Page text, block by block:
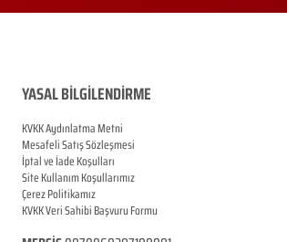
YASAL BİLGİLENDİRME
KVKK Aydınlatma Metni
Mesafeli Satış Sözleşmesi
İptal ve İade Koşulları
Site Kullanım Koşullarımız
Çerez Politikamız
KVKK Veri Sahibi Başvuru Formu